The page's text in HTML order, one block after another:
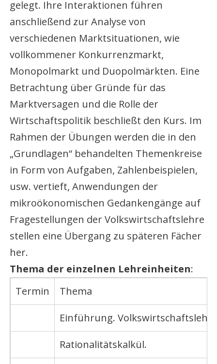
gelegt. Ihre Interaktionen führen
anschließend zur Analyse von
verschiedenen Marktsituationen, wie
vollkommener Konkurrenzmarkt,
Monopolmarkt und Duopolmärkten. Eine
Betrachtung über Gründe für das
Marktversagen und die Rolle der
Wirtschaftspolitik beschließt den Kurs. Im
Rahmen der Übungen werden die in den
„Grundlagen“ behandelten Themenkreise
in Form von Aufgaben, Zahlenbeispielen,
usw. vertieft, Anwendungen der
mikroökonomischen Gedankengänge auf
Fragestellungen der Volkswirtschaftslehre
stellen eine Übergang zu späteren Fächer
her.
Thema der einzelnen Lehreinheiten:
Termin
Thema
Einführung.
Rationalitätskalkül.